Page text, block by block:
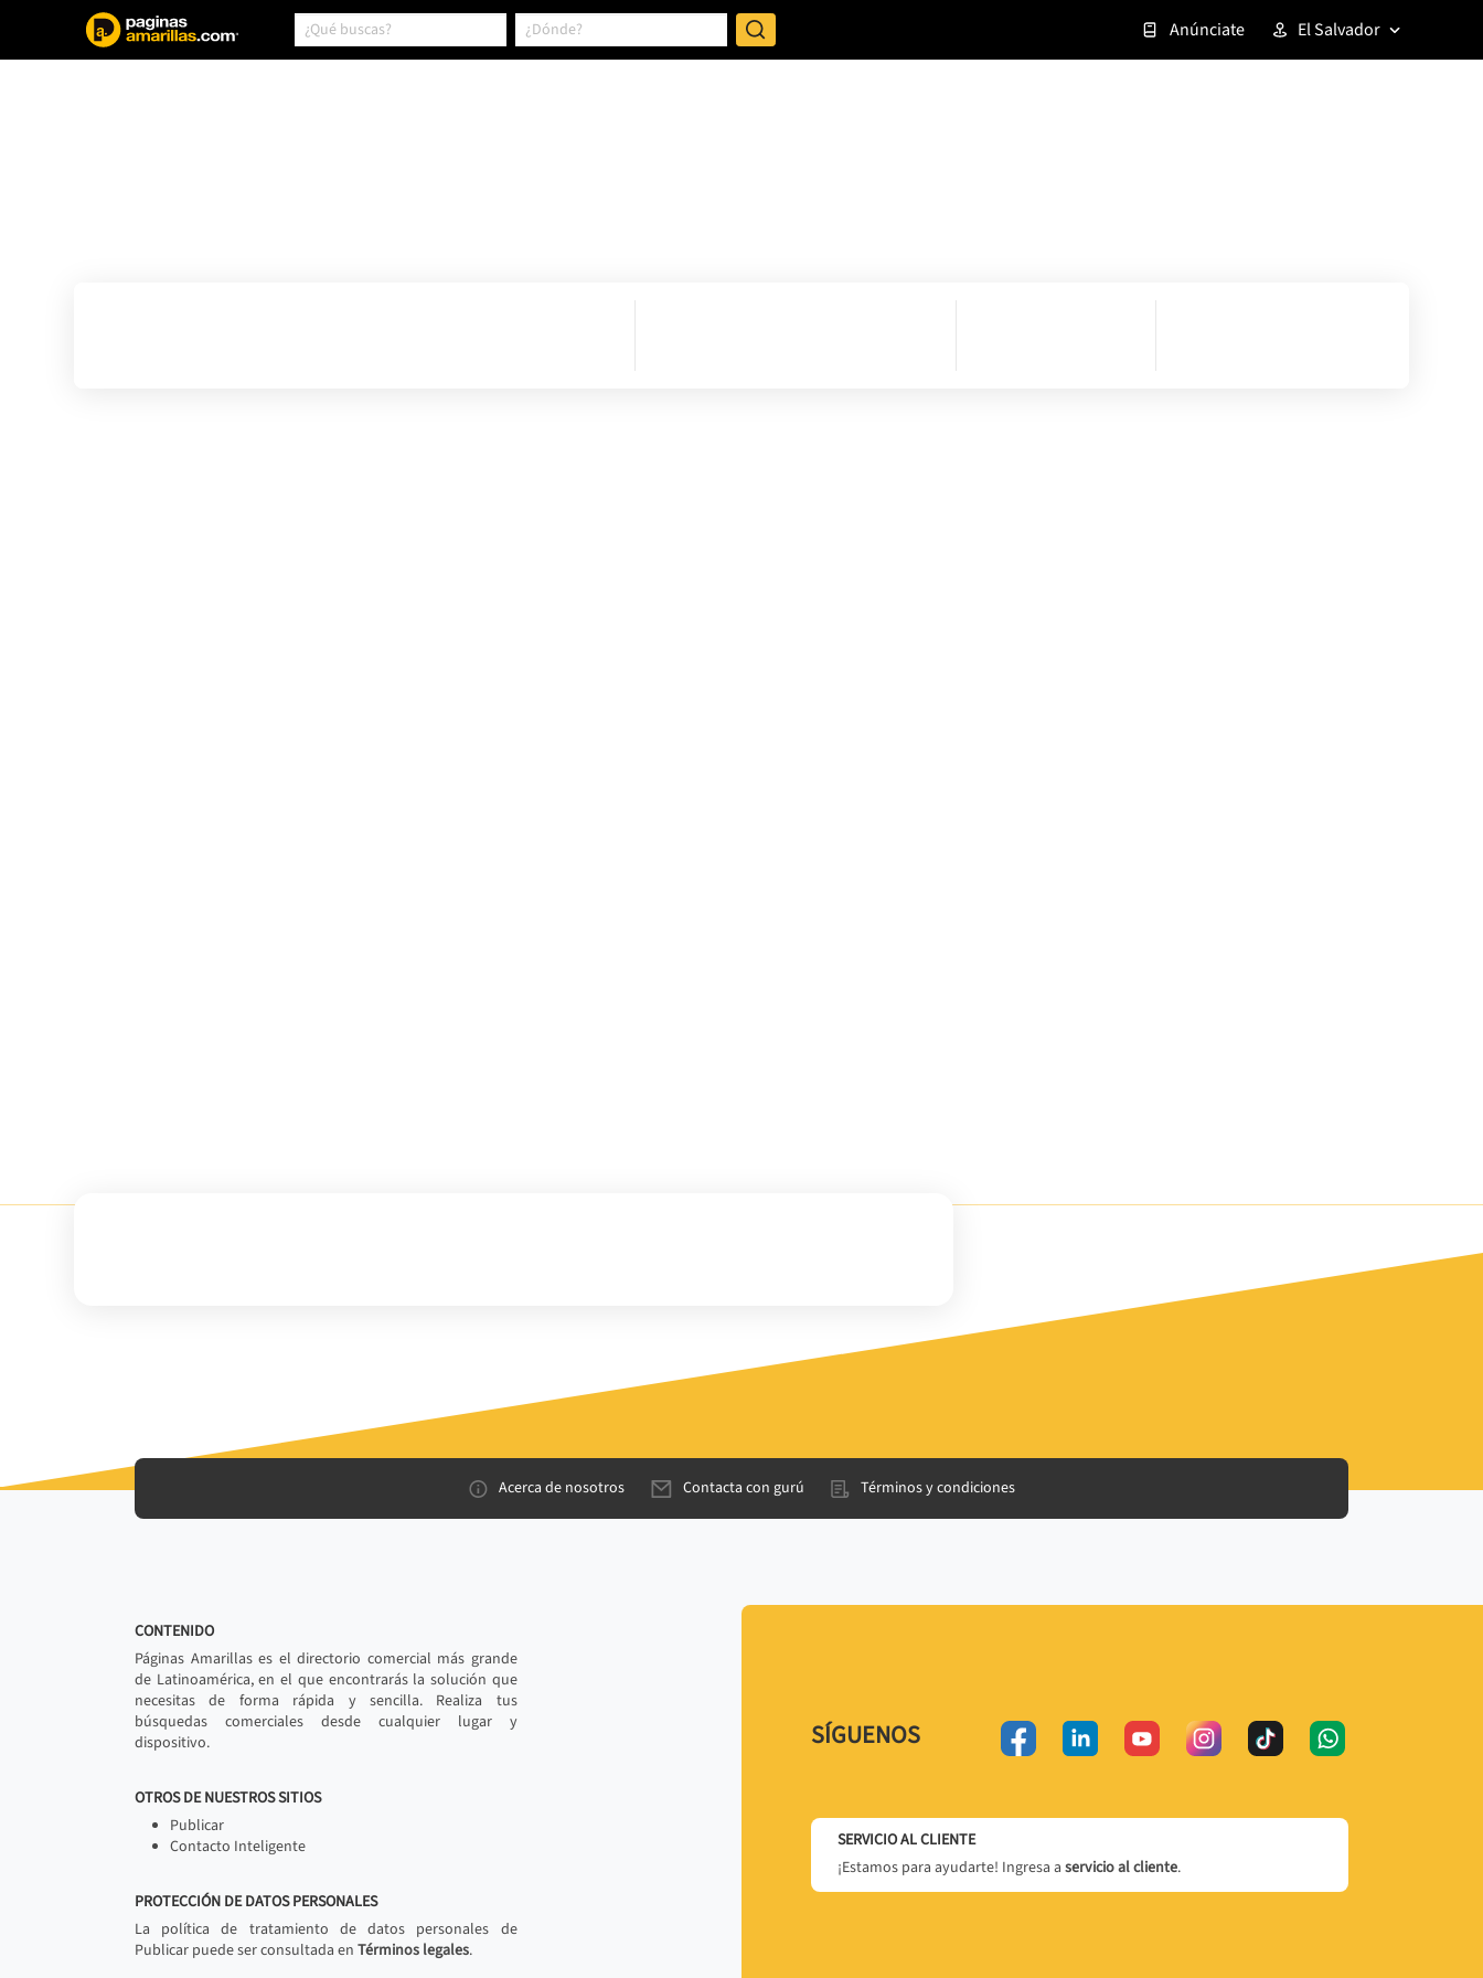
Anúnciate El Salvador
Acerca de nosotros Contacta con gurú Términos y condiciones
CONTENIDO
Páginas Amarillas es el directorio comercial más grande
de Latinoamérica, en el que encontrarás la solución que
necesitas de forma rápida y sencilla. Realiza tus
búsquedas comerciales desde cualquier lugar y
dispositivo.
OTROS DE NUESTROS SITIOS
Publicar
Contacto Inteligente
PROTECCIÓN DE DATOS PERSONALES
La política de tratamiento de datos personales de
Publicar puede ser consultada en Términos legales.
SÍGUENOS
SERVICIO AL CLIENTE
¡Estamos para ayudarte! Ingresa a servicio al cliente.